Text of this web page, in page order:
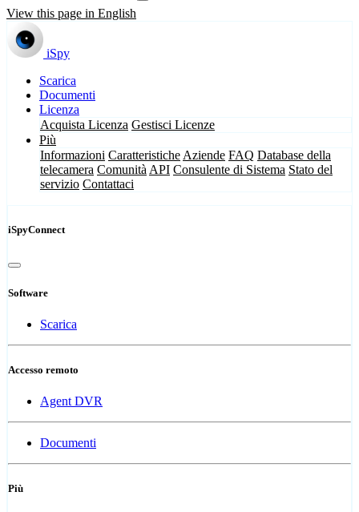
View this page in English
iSpy
Scarica
Documenti
Licenza
Acquista Licenza Gestisci Licenze
Più
Informazioni Caratteristiche Aziende FAQ Database della
telecamera Comunità API Consulente di Sistema Stato del
servizio Contattaci
iSpyConnect
Software
Scarica
Accesso remoto
Agent DVR
Documenti
Più